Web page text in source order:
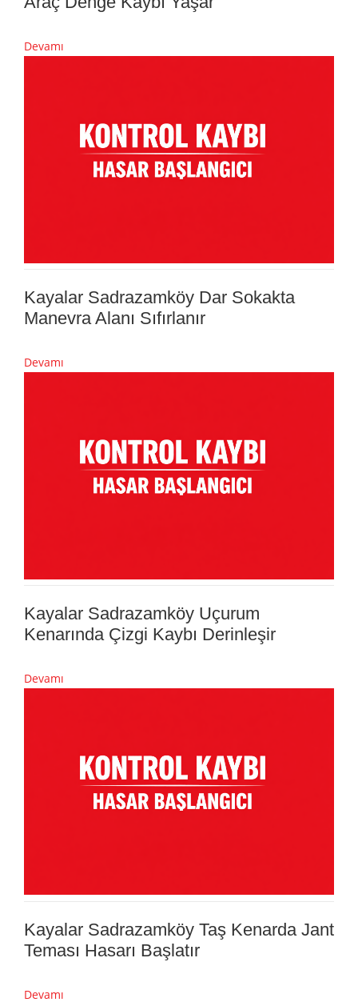
Devamı
Kayalar Sadrazamköy Dar Sokakta
Manevra Alanı Sıfırlanır
Devamı
Kayalar Sadrazamköy Uçurum
Kenarında Çizgi Kaybı Derinleşir
Devamı
Kayalar Sadrazamköy Taş Kenarda Jant
Teması Hasarı Başlatır
Devamı